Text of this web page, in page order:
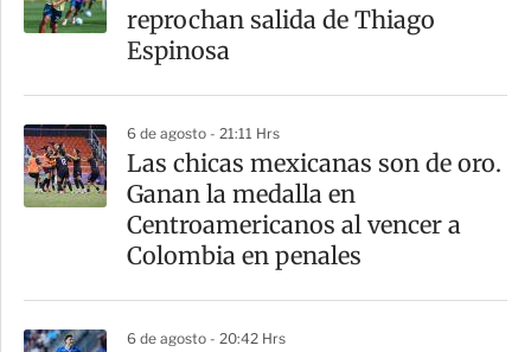
reprochan salida de Thiago
Espinosa
6 de agosto - 21:11 Hrs
Las chicas mexicanas son de oro.
Ganan la medalla en
Centroamericanos al vencer a
Colombia en penales
6 de agosto - 20:42 Hrs